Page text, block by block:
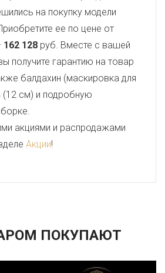
на покупку модели
ее по цене от
162 128 руб. Вместе с вашей
получите гарантию на товар
балдахин (маскировка для
(12 см) и подробную
акциями и распродажами
Акции!
ПОКУПАЮТ